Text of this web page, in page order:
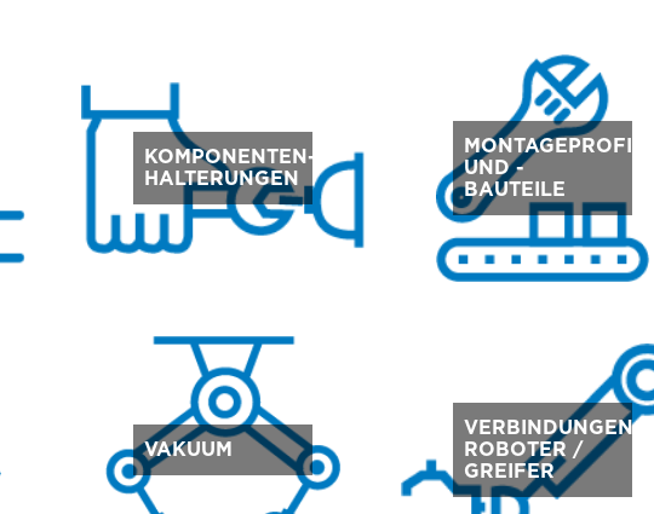
KOMPONENTEN-
HALTERUNGEN
UND -
BAUTEILE
VAKUUM
VERBINDUNGEN
ROBOTER /
GREIFER